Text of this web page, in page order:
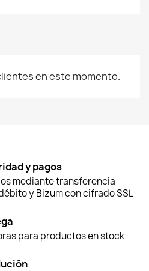
en este momento.
y pagos
mediante transferencia
y Bizum con cifrado SSL
para productos en stock